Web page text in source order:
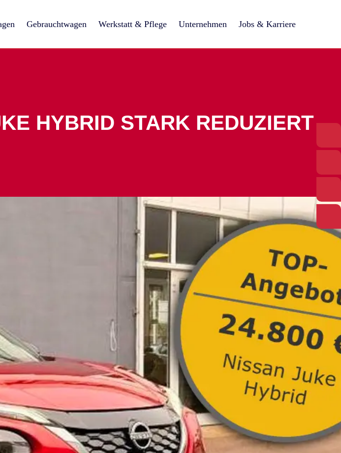
Gebrauchtwagen Werkstatt & Pflege Unternehmen Jobs & Karriere
HYBRID STARK REDUZIERT